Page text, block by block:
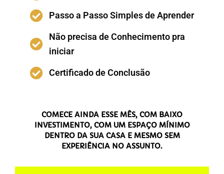
Passo a Passo Simples de Aprender
Não precisa de Conhecimento pra
iniciar
Certificado de Conclusão
COMECE AINDA ESSE MÊS, COM BAIXO
INVESTIMENTO, COM UM ESPAÇO MÍNIMO
DENTRO DA SUA CASA E MESMO SEM
EXPERIÊNCIA NO ASSUNTO.